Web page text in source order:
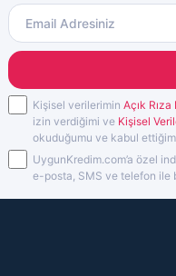
Kişisel verilerimin Açık
izin verdiğimi ve Kişisel
okuduğumu ve kabul
UygunKredim.com’a özel
e-posta, SMS ve telefon ile